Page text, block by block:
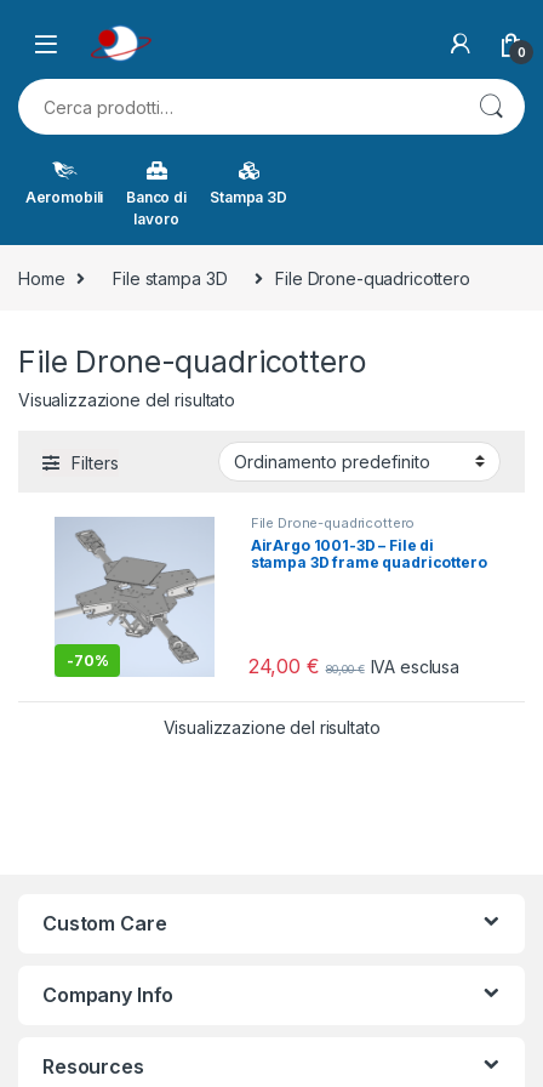
0
Cerca:
Aeromobili
Banco di
lavoro
Stampa 3D
Home File stampa 3D File Drone-quadricottero
File Drone-quadricottero
Visualizzazione del risultato
Filters
-70%
File Drone-quadricottero
AirArgo 1001-3D – File di
stampa 3D frame quadricottero
24,00 € 80,00€ IVA esclusa
Visualizzazione del risultato
Custom Care
Company Info
Resources